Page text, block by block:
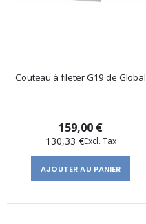
Couteau à fileter G19 de Global
159,00 €
130,33 €
AJOUTER AU PANIER